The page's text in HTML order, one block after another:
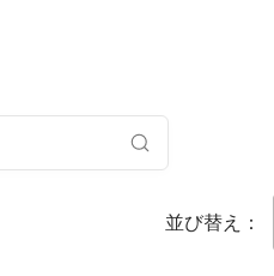
並び替え：